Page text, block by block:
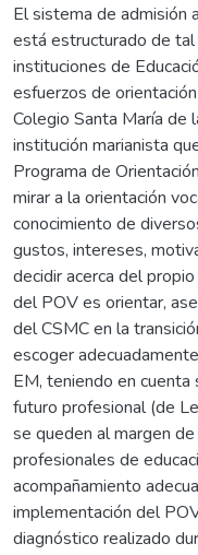
El sistema de admisión
está estructurado de
instituciones de
esfuerzos de
Colegio Santa María de
institución marianista
Programa de
mirar a la orientación
conocimiento de
gustos, intereses,
decidir acerca del
del POV es orientar,
del CSMC en la
escoger
EM, teniendo en cuenta
futuro profesional (de
se queden al margen
profesionales de
acompañamiento
implementación del
diagnóstico realizado